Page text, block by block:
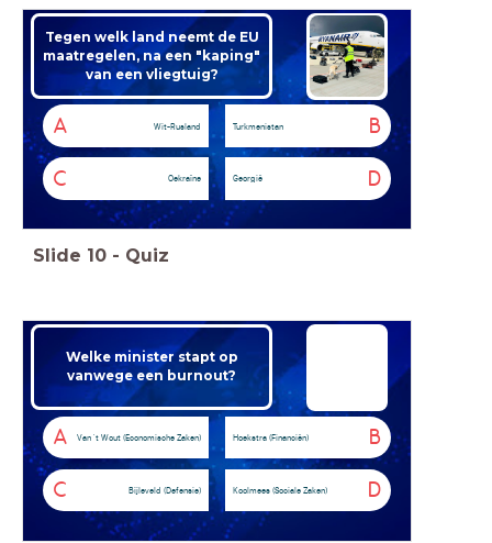
Tegen welk land neemt de EU
maatregelen, na een "kaping"
van een vliegtuig?
A Wit-Rusland B
Turkmenistan
C Oekraïne D
Georgië
Slide 10 - Quiz
Welke minister stapt op
vanwege een burnout?
A Van 't Wout (Economische Zaken) B
Hoekstra (Financiën)
C Bijleveld (Defensie) D
Koolmees (Sociale Zaken)